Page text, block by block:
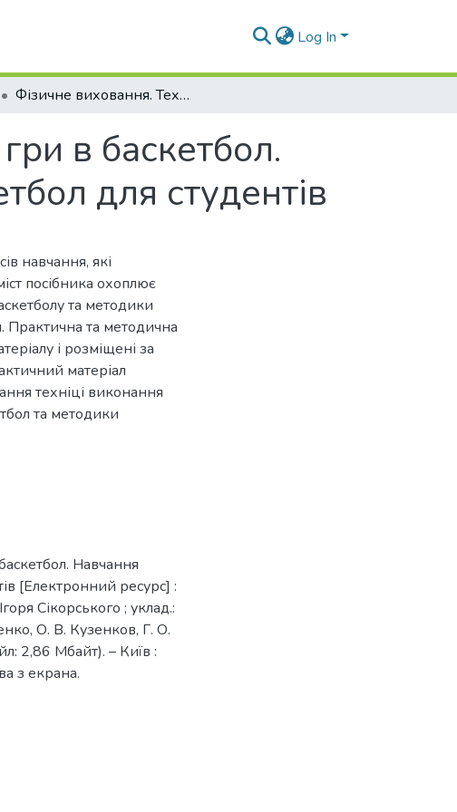
Log In
Фізичне виховання. Техніка та тактика гри в баскетбол. Навчання техніці та тактиці гри у баскетбол для студентів
в баскетбол.
для студентів
навчання, які
посібника охоплює
та методики
Практична та методична
і розміщені за
матеріал
техніці виконання
та методики
Навчання
[Електронний ресурс] :
Сікорського ; уклад.:
О. В. Кузенков, Г. О.
2,86 Мбайт). – Київ :
з екрана.